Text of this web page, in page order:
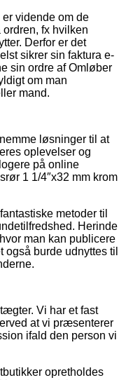
er vidende om de
fx hvilken
Derfor er det
sikrer sin faktura e-
sin ordre af Omløber
om man
mand.
løsninger til at
oplevelser og
på online
1 1/4″x32 mm krom
metoder til
Herinde
man kan publicere
burde udnyttes til
Vi har et fast
at vi præsenterer
ifald den person vi
opretholdes